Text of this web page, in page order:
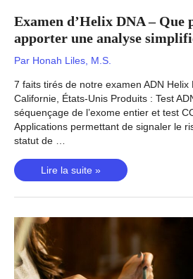
Examen d’Helix DNA – Que
apporter une analyse
Par Honah Liles, M.S.
7 faits tirés de notre examen ADN Helix
Californie, États-Unis Produits : Test
séquençage de l’exome entier et test
Applications permettant de signaler le
statut de …
Examen
d’Helix
DNA
Que
peut
vous
apporter
Lire la suite »